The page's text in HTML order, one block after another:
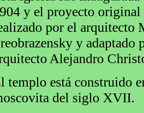
y el proyecto original
por el arquitecto
y adaptado
Alejandro
templo está construido
del siglo XVII.